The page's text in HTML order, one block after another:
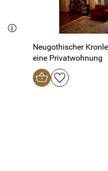
Neugothischer
eine Privatwohnung